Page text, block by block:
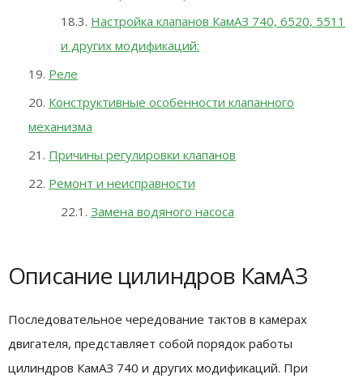
Настройка клапанов КамАЗ 740, 6520, 5511
и других модификаций:
Реле
Конструктивные особенности клапанного
механизма
Причины регулировки клапанов
Ремонт и неисправности
Замена водяного насоса
Описание цилиндров КамАЗ
Последовательное чередование тактов в камерах
двигателя, представляет собой порядок работы
цилиндров КамАЗ 740 и других модификаций. При